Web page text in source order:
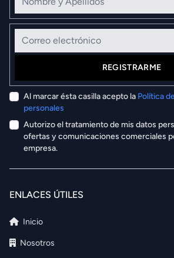
Correo electrónico
REGISTRARME
Al marcar ésta casilla acepto la Política
personales
Autorizo el tratamiento de mis datos
ofertas y comunicaciones comerciales
empresa.
ENLACES ÚTILES
Inicio
Nosotros